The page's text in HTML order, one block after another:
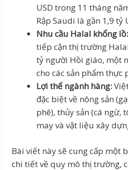
USD trong 11 tháng
Rập Saudi là gần 1,9 tỷ
Nhu cầu Halal khổng lồ:
tiếp cận thị trường
tỷ người Hồi giáo, một
cho các sản phẩm thực
Lợi thế ngành hàng:
đặc biệt về nông sản
phê), thủy sản (cá ngừ,
may và vật liệu xây
Bài viết này sẽ cung cấp một
chi tiết về quy mô thị trường,